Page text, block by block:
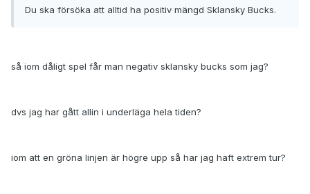
Du ska försöka att alltid ha positiv mängd Sklansky Bucks.
så iom dåligt spel får man negativ sklansky bucks som jag?
dvs jag har gått allin i underläga hela tiden?
iom att en gröna linjen är högre upp så har jag haft extrem tur?